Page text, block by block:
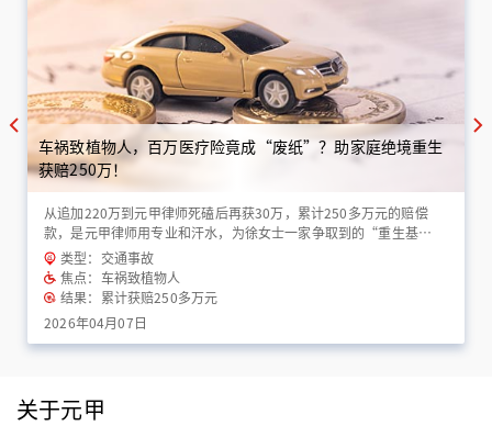
车祸致植物人，百万医疗险竟成“废纸”？助家庭绝境重生
获赔250万！
从追加220万到元甲律师死磕后再获30万，累计250多万元的赔偿
款，是元甲律师用专业和汗水，为徐女士一家争取到的“重生基
金”！
类型：交通事故
焦点：车祸致植物人
结果：累计获赔250多万元
2026年04月07日
关于元甲